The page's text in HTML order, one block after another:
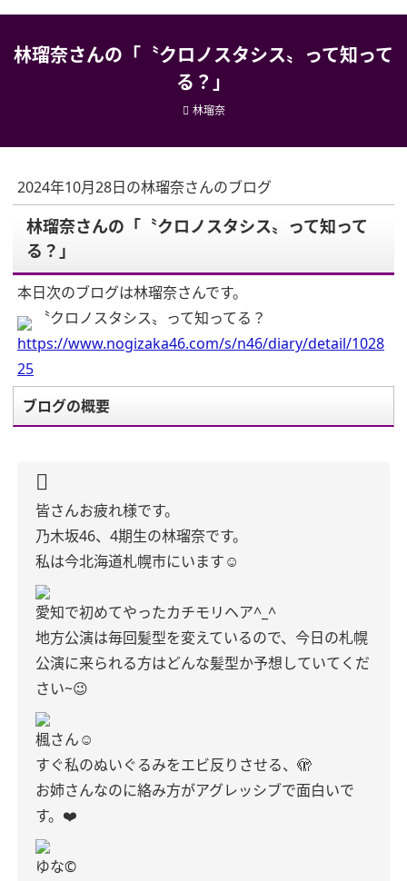
林瑠奈さんの「〝クロノスタシス〟って知って
る？」
林瑠奈
2024年10月28日の林瑠奈さんのブログ
林瑠奈さんの「〝クロノスタシス〟って知って
る？」
本日次のブログは林瑠奈さんです。
〝クロノスタシス〟って知ってる？
https://www.nogizaka46.com/s/n46/diary/detail/1028
25
ブログの概要
皆さんお疲れ様です。
乃木坂46、4期生の林瑠奈です。
私は今北海道札幌市にいます☺︎
愛知で初めてやったカチモリヘア^_^
地方公演は毎回髪型を変えているので、今日の札幌
公演に来られる方はどんな髪型か予想していてくだ
さい~😉
楓さん☺︎
すぐ私のぬいぐるみをエビ反りさせる、🫣
お姉さんなのに絡み方がアグレッシブで面白いで
す。❤️
ゆな©️